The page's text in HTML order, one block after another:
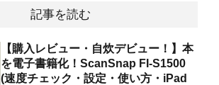
記事を読む
【購入レビュー・自炊デビュー！】本
を電子書籍化！ScanSnap FI-S1500
(速度チェック・設定・使い方・iPad